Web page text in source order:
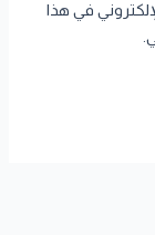
في هذا